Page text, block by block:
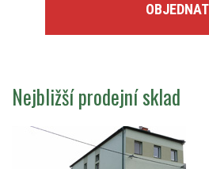
OBJEDNAT
Nejbližší prodejní sklad